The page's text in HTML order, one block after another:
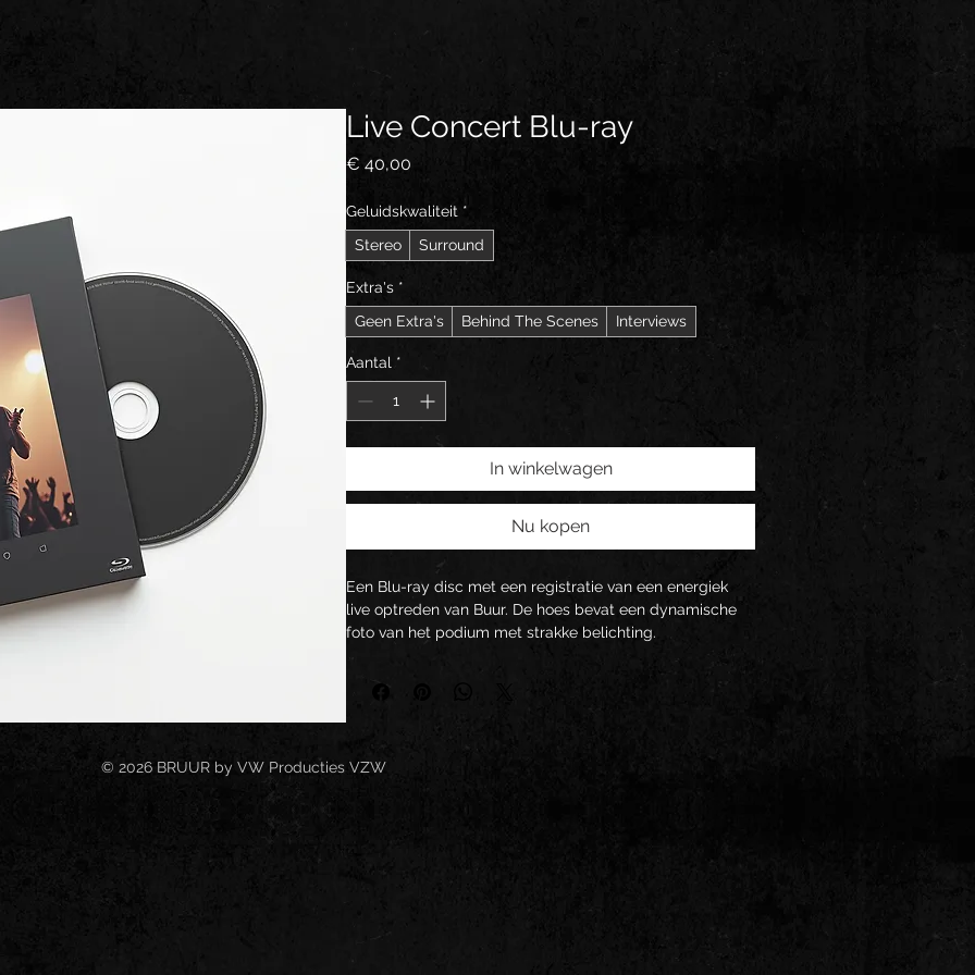
Live Concert Blu-ray
€ 40,00
Geluidskwaliteit *
Stereo
Surround
Extra's *
Geen Extra's
Behind The Scenes Interviews
Aantal *
In winkelwagen
Nu kopen
Een Blu-ray disc met een registratie van een energiek
live optreden van Buur. De hoes bevat een dynamische
foto van het podium met strakke belichting.
© 2026 BRUUR by VW Producties VZW